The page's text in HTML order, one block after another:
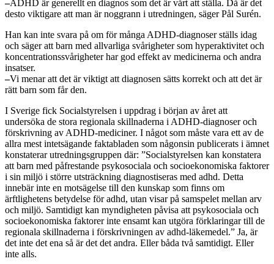
–ADHD är generellt en diagnos som det är vårt att ställa. Då är det
desto viktigare att man är noggrann i utredningen, säger Pål Surén.
Han kan inte svara på om för många ADHD-diagnoser ställs idag
och säger att barn med allvarliga svårigheter som hyperaktivitet och
koncentrationssvårigheter har god effekt av medicinerna och andra
insatser.
–Vi menar att det är viktigt att diagnosen sätts korrekt och att det är
rätt barn som får den.
I Sverige fick Socialstyrelsen i uppdrag i början av året att
undersöka de stora regionala skillnaderna i ADHD-diagnoser och
förskrivning av ADHD-mediciner. I något som måste vara ett av de
allra mest intetsägande faktabladen som någonsin publicerats i ämnet
konstaterar utredningsgruppen där: ”Socialstyrelsen kan konstatera
att barn med påfrestande psykosociala och socioekonomiska faktorer
i sin miljö i större utsträckning diagnostiseras med adhd. Detta
innebär inte en motsägelse till den kunskap som finns om
ärftlighetens betydelse för adhd, utan visar på samspelet mellan arv
och miljö. Samtidigt kan myndigheten påvisa att psykosociala och
socioekonomiska faktorer inte ensamt kan utgöra förklaringar till de
regionala skillnaderna i förskrivningen av adhd-läkemedel.” Ja, är
det inte det ena så är det det andra. Eller båda två samtidigt. Eller
inte alls.